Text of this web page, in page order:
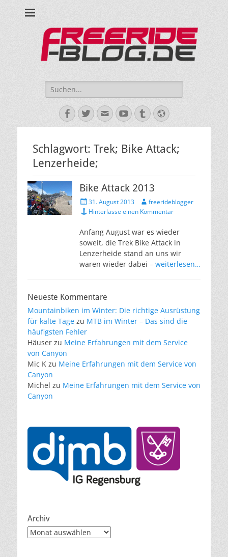
Suche
nach:
Facebook
Twitter
E-
Mail
YouTube
TumblrWebsite
Schlagwort: Trek; Bike Attack;
Lenzerheide;
Bike Attack 2013
Veröffentlicht
am
31. August 2013 Autorfreerideblogger
Hinterlasse einen Kommentar
Anfang August war es wieder
soweit, die Trek Bike Attack in
Lenzerheide stand an uns wir
waren wieder dabei – weiterlesen…
Neueste Kommentare
Mountainbiken im Winter: Die richtige Ausrüstung
für kalte Tage zu MTB im Winter – Das sind die
häufigsten Fehler
Häuser zu Meine Erfahrungen mit dem Service
von Canyon
Mic K zu Meine Erfahrungen mit dem Service von
Canyon
Michel zu Meine Erfahrungen mit dem Service von
Canyon
Archiv
Archiv